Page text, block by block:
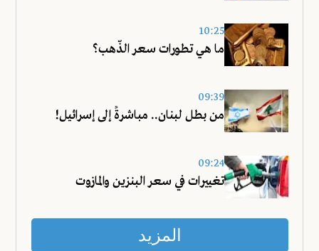
10:25
ما هي تطورات سعر الذّهب؟
09:39
من بطل لبنان.. مباشرةً إلى إسرائيل!
09:24
تغييرات في سعر البنزين والمازوت
المزيد